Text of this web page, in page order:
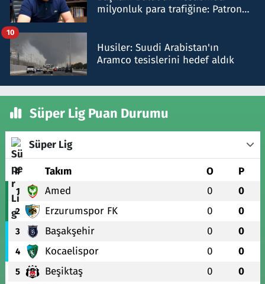
milyonluk para trafiğine: Patron
Husiler: Suudi Arabistan'ın
Aramco tesislerini hedef aldık
10
Süper Lig Puan Durumu
Süper Lig
# Takım O P
1 Amed 0 0
2 Erzurumspor FK 0 0
3 Başakşehir 0 0
4 Kocaelispor 0 0
5 Beşiktaş 0 0